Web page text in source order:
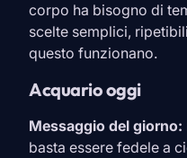
corpo ha bisogno di
scelte semplici,
questo funzionano.
Acquario oggi
Messaggio del giorno:
basta essere fedele a